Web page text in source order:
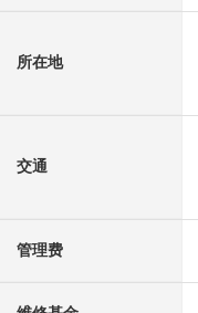
所在地
交通
管理费